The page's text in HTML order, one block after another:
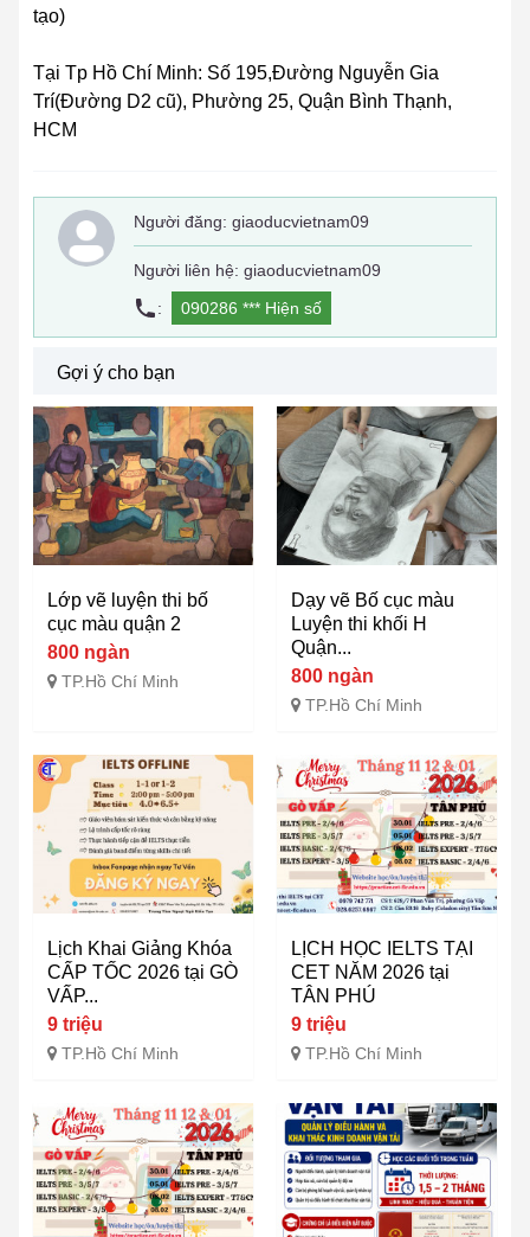
tạo)
Tại Tp Hồ Chí Minh: Số 195,Đường Nguyễn Gia
Trí(Đường D2 cũ), Phường 25, Quận Bình Thạnh,
HCM
Người đăng: giaoducvietnam09
Người liên hệ: giaoducvietnam09
:
090286 *** Hiện số
Gợi ý cho bạn
Lớp vẽ luyện thi bố
cục màu quận 2
800 ngàn
TP.Hồ Chí Minh
Dạy vẽ Bố cục màu
Luyện thi khối H
Quận...
800 ngàn
TP.Hồ Chí Minh
Lịch Khai Giảng Khóa
CẤP TỐC 2026 tại GÒ
VẤP...
9 triệu
TP.Hồ Chí Minh
LỊCH HỌC IELTS TẠI
CET NĂM 2026 tại
TÂN PHÚ
9 triệu
TP.Hồ Chí Minh